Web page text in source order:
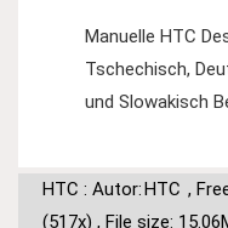
Manuelle HTC
Tschechisch,
und Slowakisch
HTC : Autor:HTC ,
(517x) , File size: